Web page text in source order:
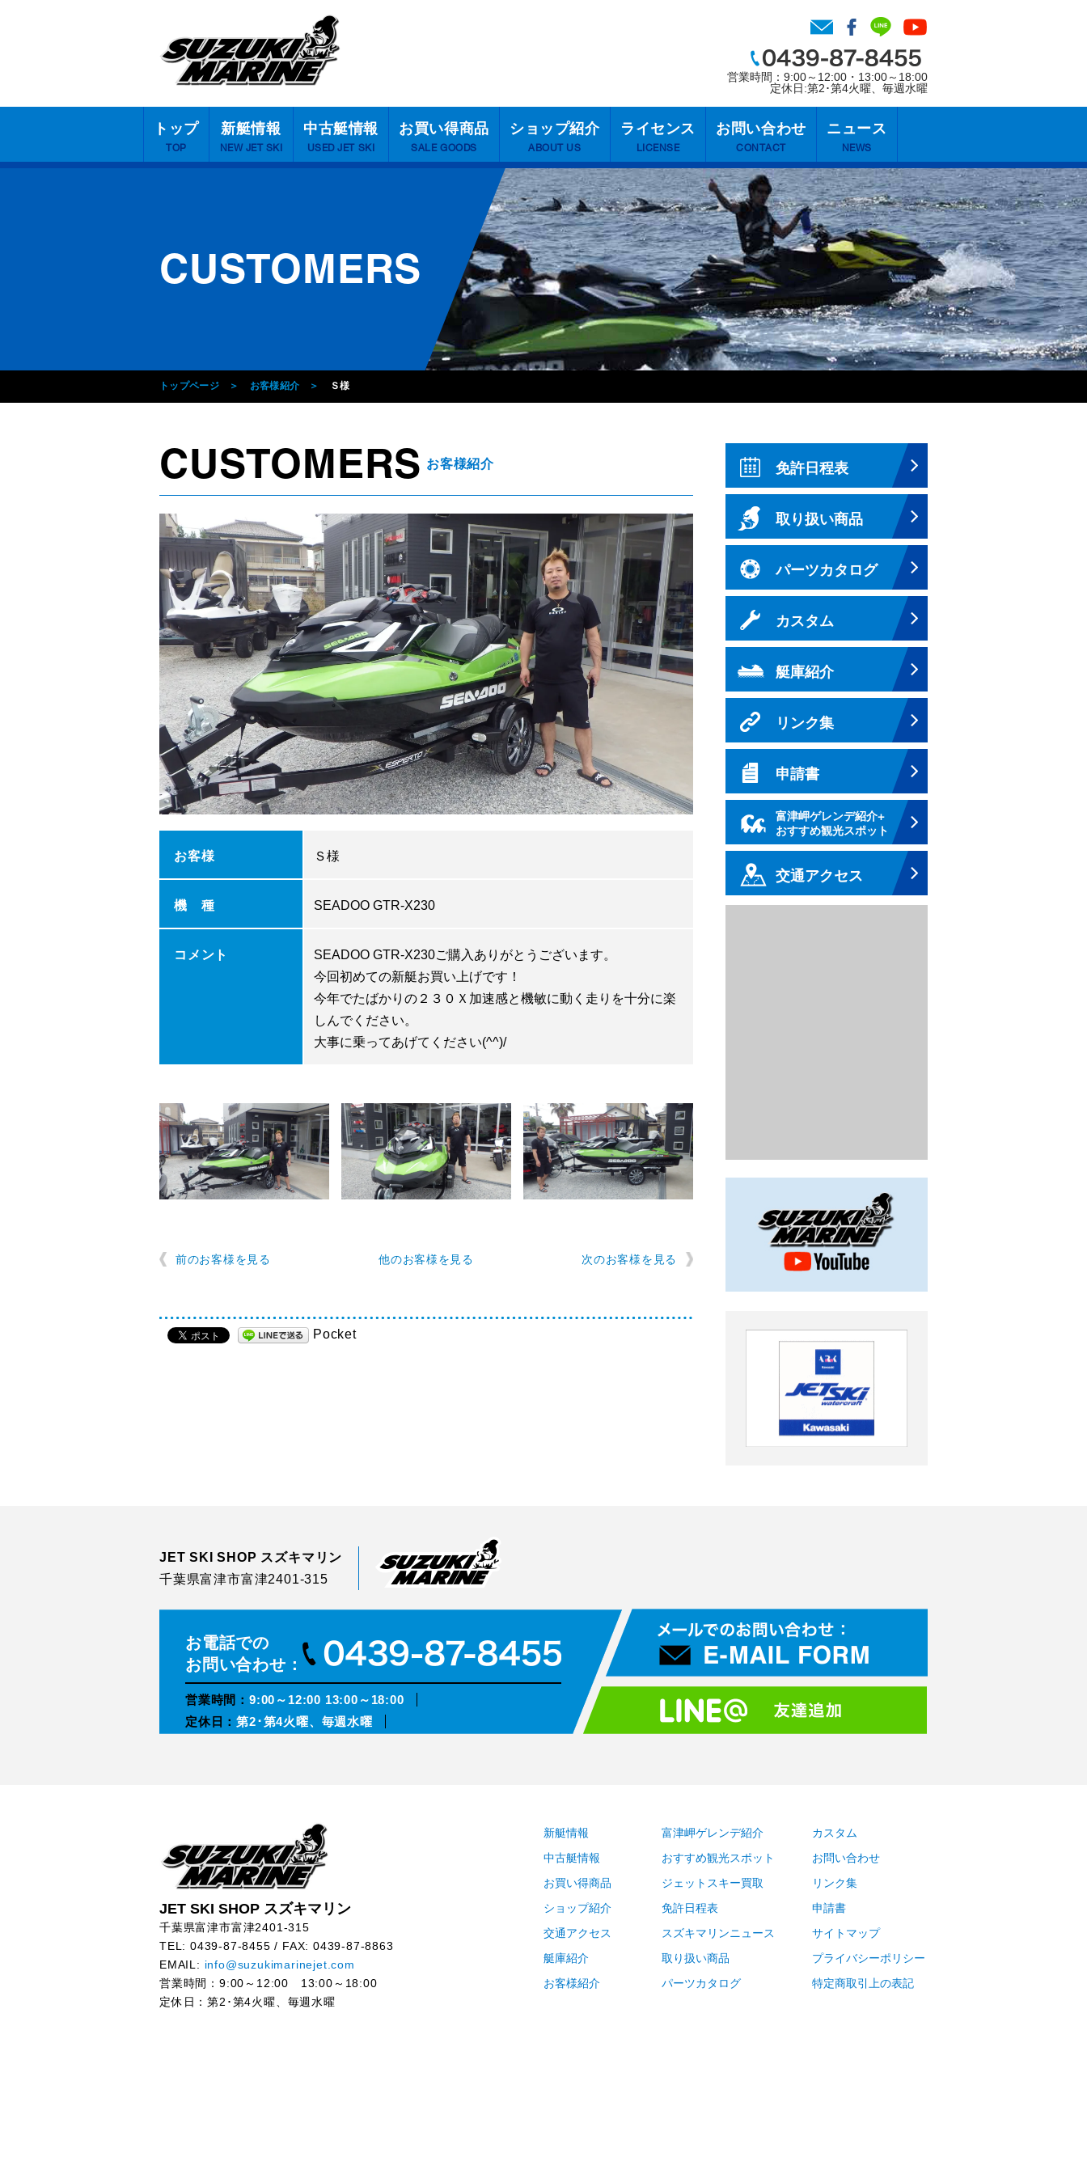
営業時間：9:00～12:00・13:00～18:00
定休日:第2･第4火曜、毎週水曜
トップ
TOP
新艇情報
NEW JET SKI
中古艇情報
USED JET SKI
お買い得商品
SALE GOODS
ショップ紹介
ABOUT US
ライセンス
LICENSE
お問い合わせ
CONTACT
ニュース
NEWS
CUSTOMERS
トップページ お客様紹介 Ｓ様
CUSTOMERS お客様紹介
お客様 Ｓ様
機 種 SEADOO GTR-X230
コメント
SEADOO GTR-X230ご購入ありがとうございます。
今回初めての新艇お買い上げです！
今年でたばかりの２３０Ｘ加速感と機敏に動く走りを十分に楽
しんでください。
大事に乗ってあげてください(^^)/
前のお客様を見る 他のお客様を見る 次のお客様を見る
Pocket
免許日程表
取り扱い商品
パーツカタログ
カスタム
艇庫紹介
リンク集
申請書
富津岬ゲレンデ紹介+
おすすめ観光スポット
交通アクセス
JET SKI SHOP スズキマリン
千葉県富津市富津2401-315
お電話での
お問い合わせ：
営業時間： 9:00～12:00 13:00～18:00
定休日：第2･第4火曜、毎週水曜
JET SKI SHOP スズキマリン
千葉県富津市富津2401-315
TEL: 0439-87-8455 / FAX: 0439-87-8863
EMAIL: info@suzukimarinejet.com
営業時間：9:00～12:00 13:00～18:00
定休日：第2･第4火曜、毎週水曜
新艇情報
中古艇情報
お買い得商品
ショップ紹介
交通アクセス
艇庫紹介
お客様紹介
富津岬ゲレンデ紹介
おすすめ観光スポット
ジェットスキー買取
免許日程表
スズキマリンニュース
取り扱い商品
パーツカタログ
カスタム
お問い合わせ
リンク集
申請書
サイトマップ
プライバシーポリシー
特定商取引上の表記